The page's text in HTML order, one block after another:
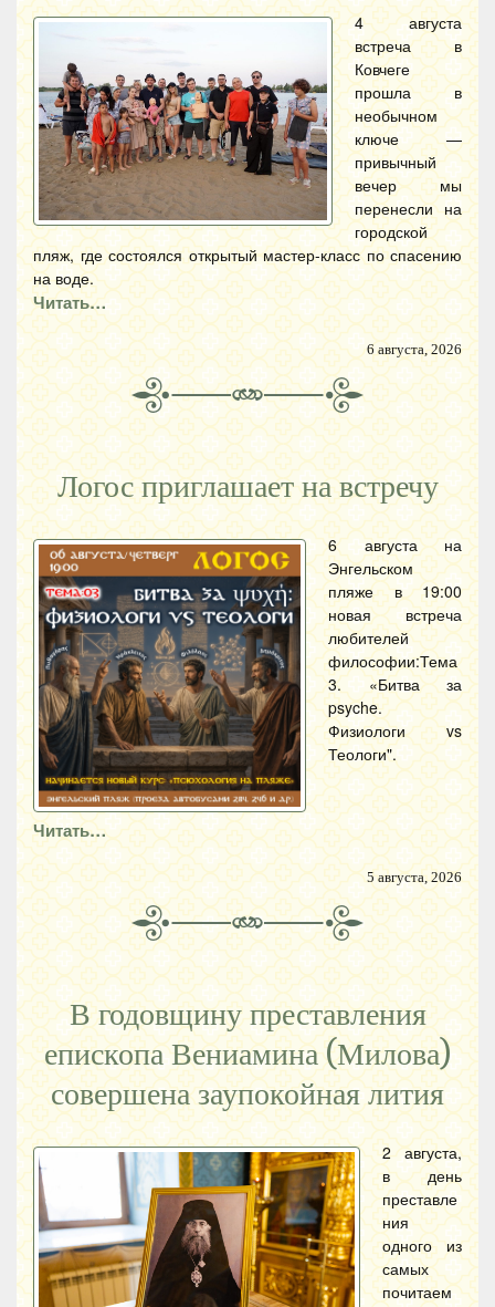
4 августа
встреча в
Ковчеге
прошла в
необычном
ключе —
привычный
вечер мы
перенесли на
городской
пляж, где состоялся открытый мастер-класс по спасению
на воде.
Читать…
6 августа, 2026
Логос приглашает на встречу
6 августа на
Энгельском
пляже в 19:00
новая встреча
любителей
философии:Тема
3. «Битва за
psyche.
Физиологи vs
Теологи".
Читать…
5 августа, 2026
В годовщину преставления
епископа Вениамина (Милова)
совершена заупокойная лития
2 августа,
в день
преставле
ния
одного из
самых
почитаем